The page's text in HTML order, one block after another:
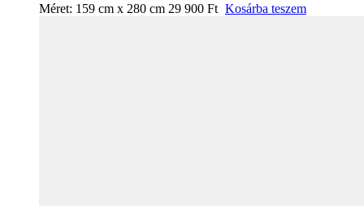
Méret: 159 cm x 280 cm 29 900 Ft Kosárba teszem